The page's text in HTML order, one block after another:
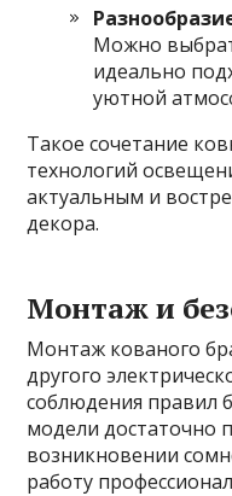
Можно
идеально
уютной
Такое сочетание
технологий
актуальным и
декора.
Монтаж и
Монтаж кованого
другого
соблюдения правил
модели достаточно
возникновении
работу